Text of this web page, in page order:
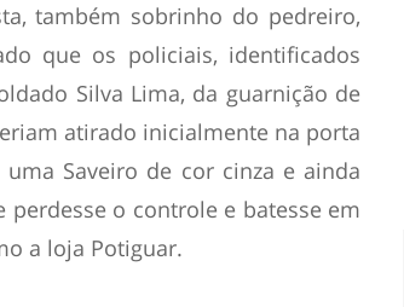
também sobrinho do pedreiro,
que os policiais, identificados
Silva Lima, da guarnição de
atirado inicialmente na porta
Saveiro de cor cinza e ainda
o controle e batesse em
a loja Potiguar.